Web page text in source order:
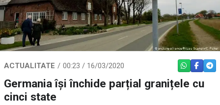
ACTUALITATE 00:23 / 16/03/2020 WHATSAPP
Germania își închide parțial granițele cu
cinci state